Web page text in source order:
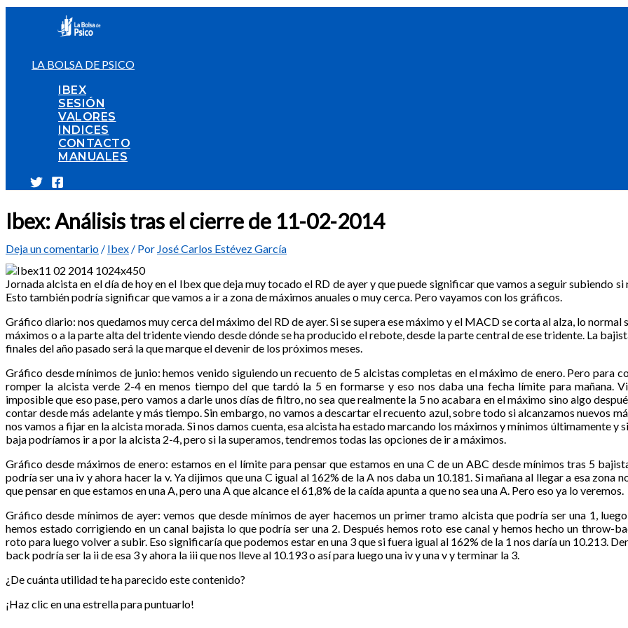
LA BOLSA DE PSICO
IBEX
SESIÓN
VALORES
INDICES
CONTACTO
MANUALES
Ibex: Análisis tras el cierre de 11-02-2014
Deja un comentario / Ibex / Por José Carlos Estévez García
Jornada alcista en el día de hoy en el Ibex que deja muy tocado el RD de ayer y que puede significar que vamos a seguir subiendo si
Esto también podría significar que vamos a ir a zona de máximos anuales o muy cerca. Pero vayamos con los gráficos.
Gráfico diario: nos quedamos muy cerca del máximo del RD de ayer. Si se supera ese máximo y el MACD se corta al alza, lo normal
máximos o a la parte alta del tridente viendo desde dónde se ha producido el rebote, desde la parte central de ese tridente. La
finales del año pasado será la que marque el devenir de los próximos meses.
Gráfico desde mínimos de junio: hemos venido siguiendo un recuento de 5 alcistas completas en el máximo de enero. Pero para
romper la alcista verde 2-4 en menos tiempo del que tardó la 5 en formarse y eso nos daba una fecha límite para mañana.
imposible que eso pase, pero vamos a darle unos días de filtro, no sea que realmente la 5 no acabara en el máximo sino algo
contar desde más adelante y más tiempo. Sin embargo, no vamos a descartar el recuento azul, sobre todo si alcanzamos nuevos
nos vamos a fijar en la alcista morada. Si nos damos cuenta, esa alcista ha estado marcando los máximos y mínimos últimamente y
baja podríamos ir a por la alcista 2-4, pero si la superamos, tendremos todas las opciones de ir a máximos.
Gráfico desde máximos de enero: estamos en el límite para pensar que estamos en una C de un ABC desde mínimos tras 5
podría ser una iv y ahora hacer la v. Ya dijimos que una C igual al 162% de la A nos daba un 10.181. Si mañana al llegar a esa zona
que pensar en que estamos en una A, pero una A que alcance el 61,8% de la caída apunta a que no sea una A. Pero eso ya lo veremos.
Gráfico desde mínimos de ayer: vemos que desde mínimos de ayer hacemos un primer tramo alcista que podría ser una 1,
hemos estado corrigiendo en un canal bajista lo que podría ser una 2. Después hemos roto ese canal y hemos hecho un throw-
roto para luego volver a subir. Eso significaría que podemos estar en una 3 que si fuera igual al 162% de la 1 nos daría un 10.213.
back podría ser la ii de esa 3 y ahora la iii que nos lleve al 10.193 o así para luego una iv y una v y terminar la 3.
¿De cuánta utilidad te ha parecido este contenido?
¡Haz clic en una estrella para puntuarlo!